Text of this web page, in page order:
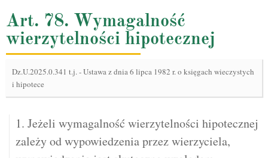
Art. 78. Wymagalność
wierzytelności hipotecznej
Dz.U.2025.0.341 t.j.-Ustawa z dnia 6 lipca 1982 r. o księgach wieczystych
i hipotece
1. Jeżeli wymagalność wierzytelności hipotecznej
zależy od wypowiedzenia przez wierzyciela,